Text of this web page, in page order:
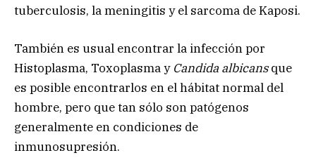
tuberculosis, la meningitis y el sarcoma de Kaposi.
También es usual encontrar la infección por
Histoplasma, Toxoplasma y Candida albicansque
es posible encontrarlos en el hábitat normal del
hombre, pero que tan sólo son patógenos
generalmente en condiciones de
inmunosupresión.